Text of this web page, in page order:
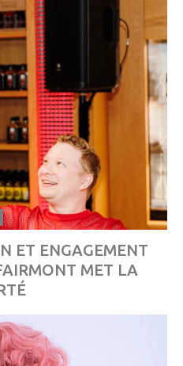
ET ENGAGEMENT
MET LA